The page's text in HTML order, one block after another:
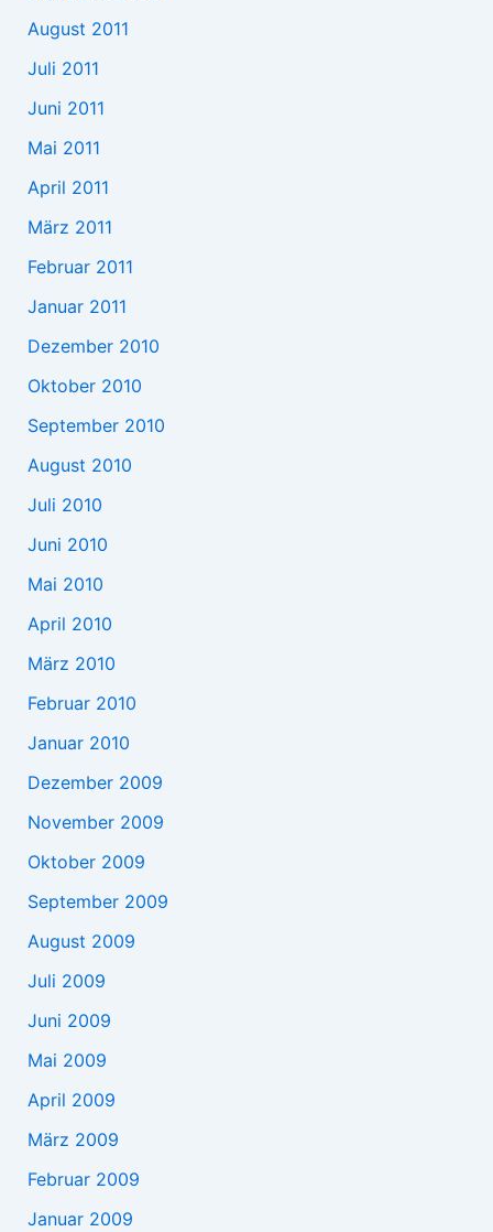
August 2011
Juli 2011
Juni 2011
Mai 2011
April 2011
März 2011
Februar 2011
Januar 2011
Dezember 2010
Oktober 2010
September 2010
August 2010
Juli 2010
Juni 2010
Mai 2010
April 2010
März 2010
Februar 2010
Januar 2010
Dezember 2009
November 2009
Oktober 2009
September 2009
August 2009
Juli 2009
Juni 2009
Mai 2009
April 2009
März 2009
Februar 2009
Januar 2009